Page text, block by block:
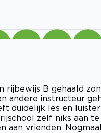
rijbewijs B gehaald
andere instructeur
duidelijk les en
zelf niks aan
aan vrienden.